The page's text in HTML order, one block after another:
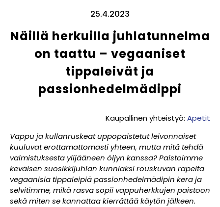
25.4.2023
Näillä herkuilla juhlatunnelma
on taattu – vegaaniset
tippaleivät ja
passionhedelmädippi
Kaupallinen yhteistyö: Apetit
Vappu ja kullanruskeat uppopaistetut leivonnaiset
kuuluvat erottamattomasti yhteen, mutta mitä tehdä
valmistuksesta ylijääneen öljyn kanssa? Paistoimme
keväisen suosikkijuhlan kunniaksi rouskuvan rapeita
vegaanisia tippaleipiä passionhedelmädipin kera ja
selvitimme, mikä rasva sopii vappuherkkujen paistoon
sekä miten se kannattaa kierrättää käytön jälkeen.